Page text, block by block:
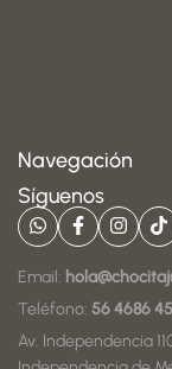
Navegación
Síguenos
Email:
Teléfono: 56 4686
Av. Independencia